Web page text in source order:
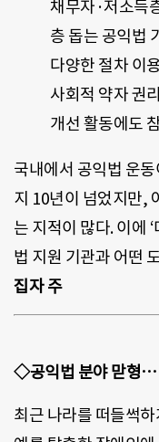
채무자·저소득
층 돕는 공익법
다양한 절차 이
사회적 약자 권
개선 활동에도
국내에서 공익법 운
지 10년이 넘었지만,
는 지적이 많다. 이에
법 지원 기관과 어떤
집자 주
◇공익법 분야 맏형…
최근 나라를 떠들썩하